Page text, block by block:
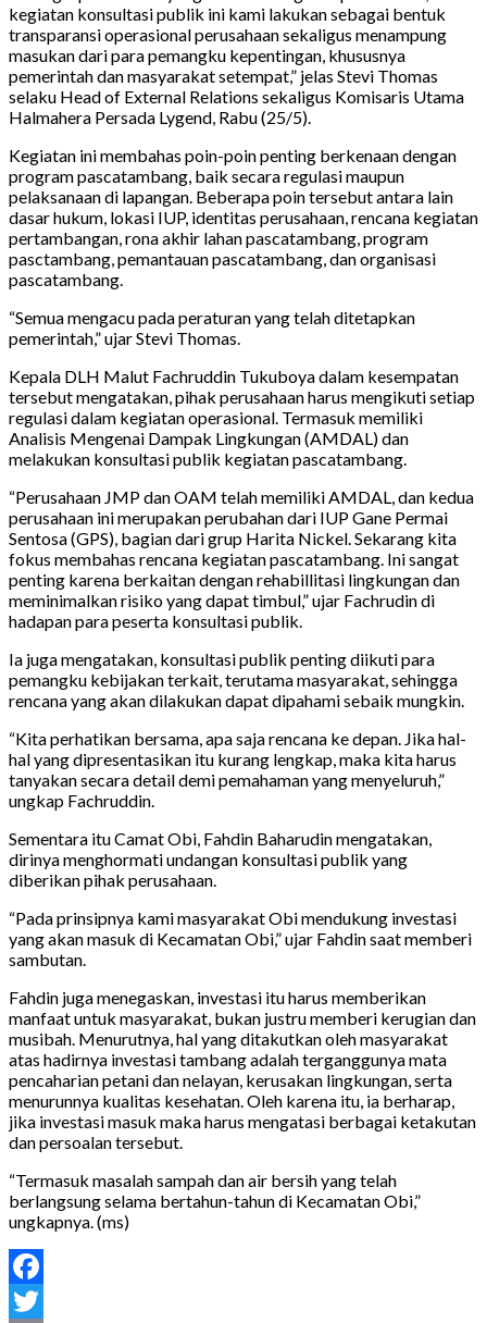
kegiatan konsultasi publik ini kami lakukan sebagai bentuk
transparansi operasional perusahaan sekaligus menampung
masukan dari para pemangku kepentingan, khususnya
pemerintah dan masyarakat setempat,” jelas Stevi Thomas
selaku Head of External Relations sekaligus Komisaris Utama
Halmahera Persada Lygend, Rabu (25/5).
Kegiatan ini membahas poin-poin penting berkenaan dengan
program pascatambang, baik secara regulasi maupun
pelaksanaan di lapangan. Beberapa poin tersebut antara lain
dasar hukum, lokasi IUP, identitas perusahaan, rencana kegiatan
pertambangan, rona akhir lahan pascatambang, program
pasctambang, pemantauan pascatambang, dan organisasi
pascatambang.
“Semua mengacu pada peraturan yang telah ditetapkan
pemerintah,” ujar Stevi Thomas.
Kepala DLH Malut Fachruddin Tukuboya dalam kesempatan
tersebut mengatakan, pihak perusahaan harus mengikuti setiap
regulasi dalam kegiatan operasional. Termasuk memiliki
Analisis Mengenai Dampak Lingkungan (AMDAL) dan
melakukan konsultasi publik kegiatan pascatambang.
“Perusahaan JMP dan OAM telah memiliki AMDAL, dan kedua
perusahaan ini merupakan perubahan dari IUP Gane Permai
Sentosa (GPS), bagian dari grup Harita Nickel. Sekarang kita
fokus membahas rencana kegiatan pascatambang. Ini sangat
penting karena berkaitan dengan rehabillitasi lingkungan dan
meminimalkan risiko yang dapat timbul,” ujar Fachrudin di
hadapan para peserta konsultasi publik.
Ia juga mengatakan, konsultasi publik penting diikuti para
pemangku kebijakan terkait, terutama masyarakat, sehingga
rencana yang akan dilakukan dapat dipahami sebaik mungkin.
“Kita perhatikan bersama, apa saja rencana ke depan. Jika hal-
hal yang dipresentasikan itu kurang lengkap, maka kita harus
tanyakan secara detail demi pemahaman yang menyeluruh,”
ungkap Fachruddin.
Sementara itu Camat Obi, Fahdin Baharudin mengatakan,
dirinya menghormati undangan konsultasi publik yang
diberikan pihak perusahaan.
“Pada prinsipnya kami masyarakat Obi mendukung investasi
yang akan masuk di Kecamatan Obi,” ujar Fahdin saat memberi
sambutan.
Fahdin juga menegaskan, investasi itu harus memberikan
manfaat untuk masyarakat, bukan justru memberi kerugian dan
musibah. Menurutnya, hal yang ditakutkan oleh masyarakat
atas hadirnya investasi tambang adalah terganggunya mata
pencaharian petani dan nelayan, kerusakan lingkungan, serta
menurunnya kualitas kesehatan. Oleh karena itu, ia berharap,
jika investasi masuk maka harus mengatasi berbagai ketakutan
dan persoalan tersebut.
“Termasuk masalah sampah dan air bersih yang telah
berlangsung selama bertahun-tahun di Kecamatan Obi,”
ungkapnya. (ms)
Facebook